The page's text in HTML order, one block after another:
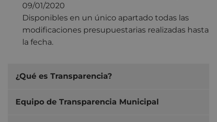
09/01/2020
Disponibles en un único apartado todas las
modificaciones presupuestarias realizadas hasta
la fecha.
¿Qué es Transparencia?
Equipo de Transparencia Municipal